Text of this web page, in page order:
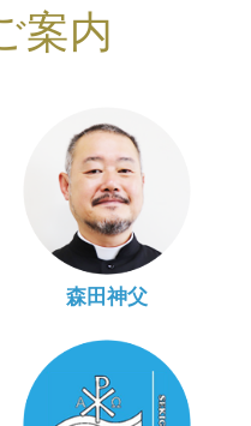
案内
森田神父